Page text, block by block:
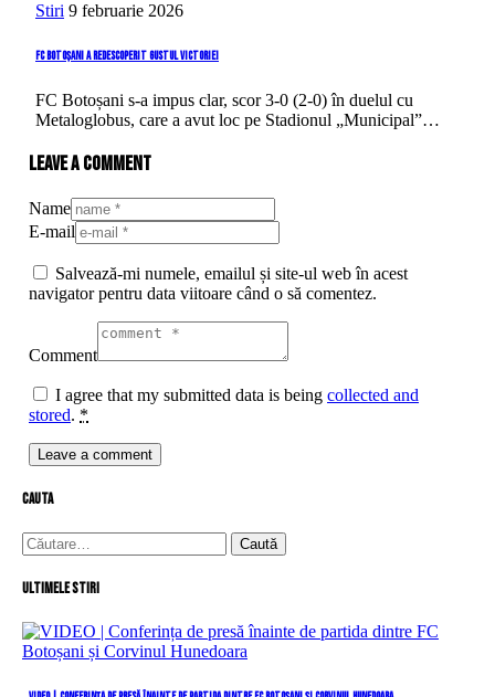
Stiri 9 februarie 2026
FC Botoșani a redescoperit gustul victoriei
FC Botoșani s-a impus clar, scor 3-0 (2-0) în duelul cu
Metaloglobus, care a avut loc pe Stadionul „Municipal”…
Leave a comment
Name
E-mail
Salvează-mi numele, emailul și site-ul web în acest
navigator pentru data viitoare când o să comentez.
Comment
I agree that my submitted data is being collected and
stored. *
cauta
Caută
după:
Ultimele stiri